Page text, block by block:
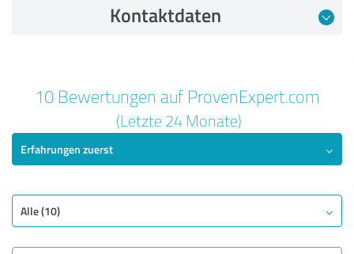
Kontaktdaten
SEHR GUT
Nutzen
Umsetzung
10 Bewertungen auf ProvenExpert.com
(Letzte 24 Monate)
Erfahrungen zuerst
Alle (10)